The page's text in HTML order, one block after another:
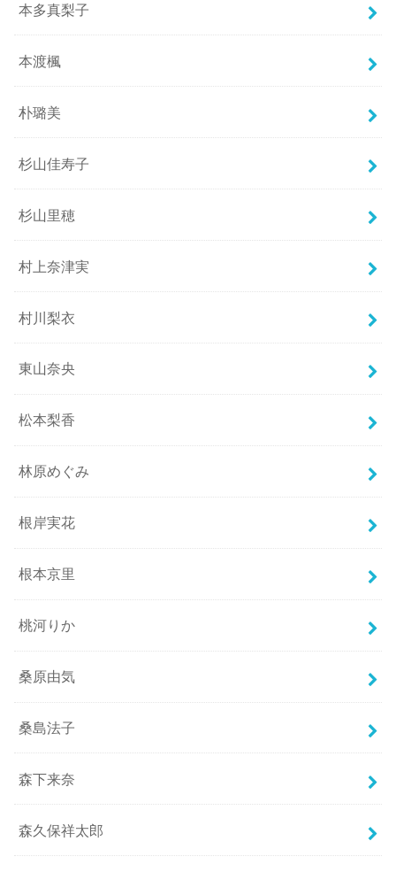
本多真梨子
本渡楓
朴璐美
杉山佳寿子
杉山里穂
村上奈津実
村川梨衣
東山奈央
松本梨香
林原めぐみ
根岸実花
根本京里
桃河りか
桑原由気
桑島法子
森下来奈
森久保祥太郎